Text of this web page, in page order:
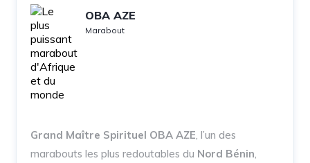
OBA AZE
Marabout
Grand Maître Spirituel OBA AZE, l’un des
marabouts les plus redoutables du Nord Bénin,